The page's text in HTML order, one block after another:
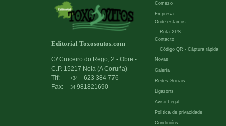
Editorial Toxosoutos.com
C/ Cruceiro do Rego, 2 - Obre -
C.P. 15217 Noia (A Coruña)
Tlf:
+34
623 384 776
Fax:
+34 981821690
Comezo
Empresa
Onde estamos
Ruta XPS
Contacto
Código QR - Cáptura rápida
Novas
Galería
Redes Sociais
Ligazóns
Aviso Legal
Política de privacidade
Condicións